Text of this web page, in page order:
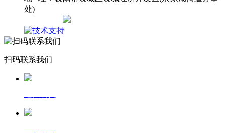
处)
扫码联系我们